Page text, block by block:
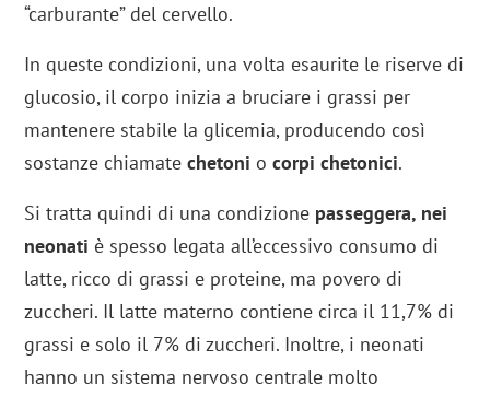
“carburante” del cervello.
In queste condizioni, una volta esaurite le riserve di
glucosio, il corpo inizia a bruciare i grassi per
mantenere stabile la glicemia, producendo così
sostanze chiamatechetoni ocorpi chetonici.
Si tratta quindi di una condizione passeggera, nei
neonati è spesso legata all’eccessivo consumo di
latte, ricco di grassi e proteine, ma povero di
zuccheri. Il latte materno contiene circa il 11,7% di
grassi e solo il 7% di zuccheri. Inoltre, i neonati
hanno un sistema nervoso centrale molto